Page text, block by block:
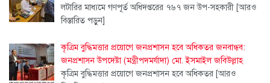
লটারির মাধ্যমে গণপূর্ত অধিদপ্তরের ৭৬৭ জন উপ-সহকারী [আরও
বিস্তারিত পড়ুন]
কৃত্রিম বুদ্ধিমত্তার প্রয়োগে জনপ্রশাসন হবে অধিকতর জনবান্ধব:
জনপ্রশাসন উপদেষ্টা (মন্ত্রীপদমর্যাদা) মো. ইসমাইল জবিউল্লাহ
কৃত্রিম বুদ্ধিমত্তার প্রয়োগে জনপ্রশাসন হবে অধিকতর [আরও